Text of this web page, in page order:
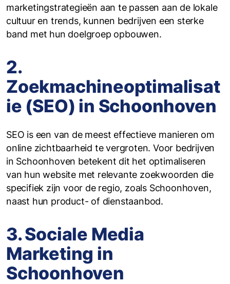
marketingstrategieën aan te passen aan de lokale
cultuur en trends, kunnen bedrijven een sterke
band met hun doelgroep opbouwen.
2.
Zoekmachineoptimalisat
ie (SEO) in Schoonhoven
SEO is een van de meest effectieve manieren om
online zichtbaarheid te vergroten. Voor bedrijven
in Schoonhoven betekent dit het optimaliseren
van hun website met relevante zoekwoorden die
specifiek zijn voor de regio, zoals Schoonhoven,
naast hun product- of dienstaanbod.
3. Sociale Media
Marketing in
Schoonhoven